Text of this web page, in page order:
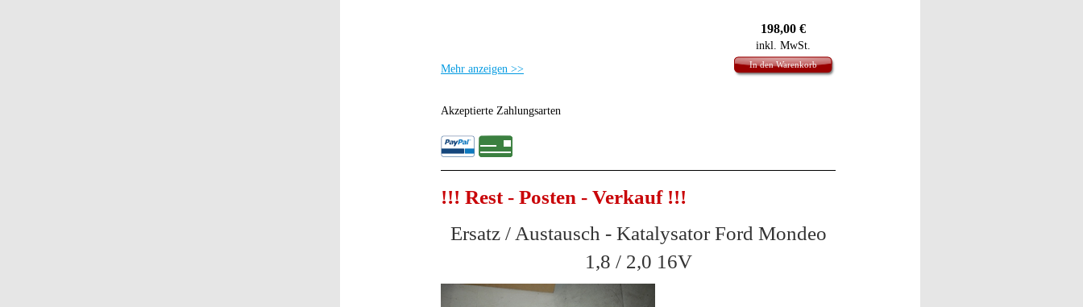
198,00 €
inkl. MwSt.
In den Warenkorb
Mehr anzeigen >>
Akzeptierte Zahlungsarten
!!! Rest - Posten - Verkauf !!!
Ersatz / Austausch - Katalysator Ford Mondeo
1,8 / 2,0 16V